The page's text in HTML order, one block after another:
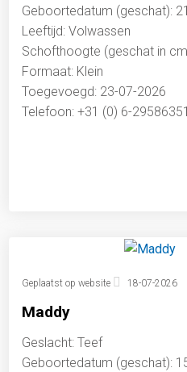
Geboortedatum (geschat):
Leeftijd: Volwassen
Schofthoogte (geschat in
Formaat: Klein
Toegevoegd: 23-07-2026
Telefoon: +31 (0) 6-29586351
Geplaatst op website 18-07-2026
Maddy
Geslacht: Teef
Geboortedatum (geschat):